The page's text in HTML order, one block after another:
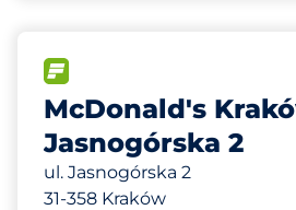
McDonald's
Jasnogórska 2
ul. Jasnogórska 2
31-358 Kraków